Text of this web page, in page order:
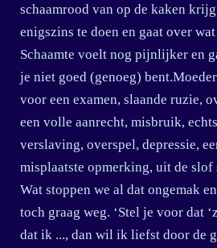
schaamrood van op de kaken
enigszins te doen en gaat over
Schaamte voelt nog pijnlijker en
je niet goed (genoeg)
voor een examen, slaande ruzie,
een volle aanrecht, misbruik,
verslaving, overspel, depressie,
misplaatste opmerking, uit de slof
Wat stoppen we al dat ongemak
toch graag weg. ‘Stel je voor dat
dat ik ..., dan wil ik liefst door de